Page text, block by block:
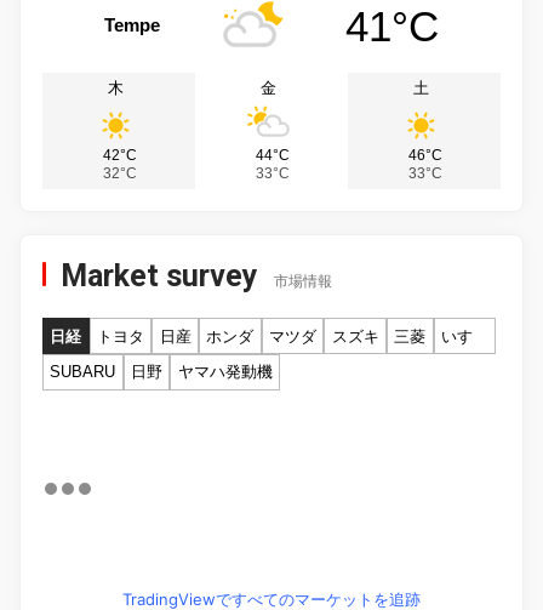
Tempe 41°C
木
42°C
32°C
金
44°C
33°C
土
46°C
33°C
Market survey 市場情報
日経 トヨタ 日産 ホンダ マツダ スズキ 三菱
いすゞ
SUBARU
日野 ヤマハ発動機
TradingViewですべてのマーケットを追跡